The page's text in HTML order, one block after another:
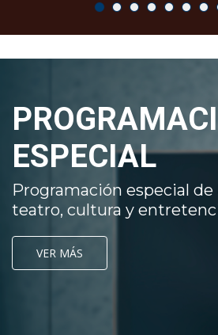
ESPECIAL
Programación especial de
teatro, cultura y
VER MÁS